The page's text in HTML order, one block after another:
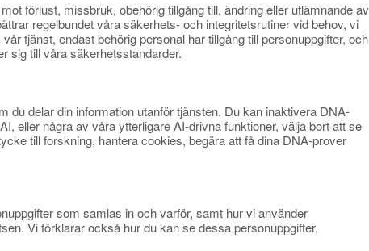
förlust, missbruk, obehörig tillgång till, ändring eller utlämnande av
regelbundet våra säkerhets- och integritetsrutiner vid behov, vi
tjänst, endast behörig personal har tillgång till personuppgifter, och
sig till våra säkerhetsstandarder.
du delar din information utanför tjänsten. Du kan inaktivera DNA-
eller några av våra ytterligare AI-drivna funktioner, välja bort att se
till forskning, hantera cookies, begära att få dina DNA-prover
som samlas in och varför, samt hur vi använder
Vi förklarar också hur du kan se dessa personuppgifter,